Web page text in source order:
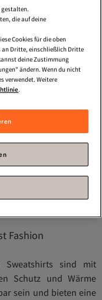
und bieten eine
Bei Trendyol findest
Bedürfnisse und
Fashion Sweatshirts
entspannten Look
der Modest
in einer Vielzahl von
Geschmack gerecht
hin zu auffälligen
dabei. Beliebte
Navy und Beige,
Blau und Grün sind
Fashion
Sweatshirts sind mit
Schutz und Wärme
sein und bieten eine
die auf deine
Cookies für die oben
an Dritte, einschließlich Dritte
deine Zustimmung
ändern. Wenn du nicht
verwendet. Weitere
.